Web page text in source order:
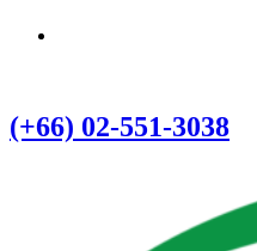
(+66) 02-551-3038